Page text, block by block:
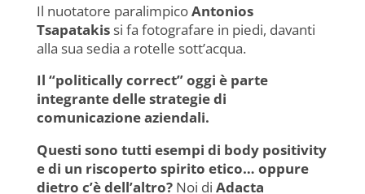
Il nuotatore paralimpicoAntonios
Tsapatakissi fa fotografare in piedi, davanti
alla sua sedia a rotelle sott’acqua.
Il “politically correct” oggi è parte
integrante delle strategie di
comunicazione aziendali.
Questi sono tutti esempi di body positivity
e di un riscoperto spirito etico… oppure
dietro c’è dell’altro?Noi di Adacta